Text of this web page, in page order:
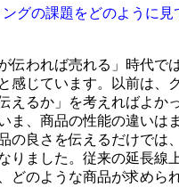
グの課題をどのように見
伝われば売れる」時代で
感じています。以前は、
えるか」を考えればよか
ま、商品の性能の違いは
の良さを伝えるだけでは
りました。従来の延長線
どのような商品が求めら